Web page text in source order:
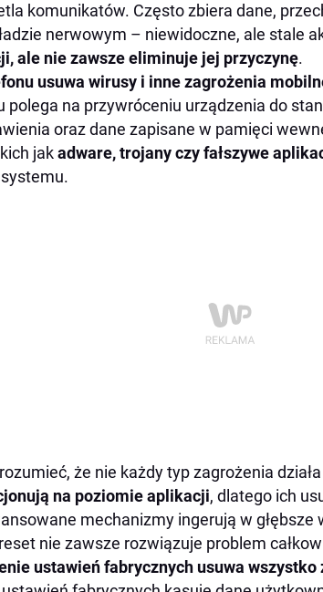
komunikatów. Często zbiera dane,
nerwowym – niewidoczne, ale stale
ale nie zawsze eliminuje jej przyczynę.
usuwa wirusy i inne zagrożenia
polega na przywróceniu urządzenia do
oraz dane zapisane w pamięci
jakadware, trojany czy fałszywe
że nie każdy typ zagrożenia
na poziomie aplikacji, dlatego ich
mechanizmy ingerują w
nie zawsze rozwiązuje problem
ustawień fabrycznych usuwa wszystko